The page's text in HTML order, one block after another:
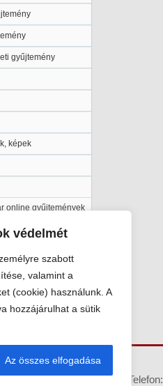
védelmét
szabott
valamint a
(cookie) használunk. A
hozzájárulhat a sütik
Az összes elfogadása
gyűjtemény
képek
online gyűjtemények
Értéktár
Kalocsa
Szent István király út 25. · Telefon: